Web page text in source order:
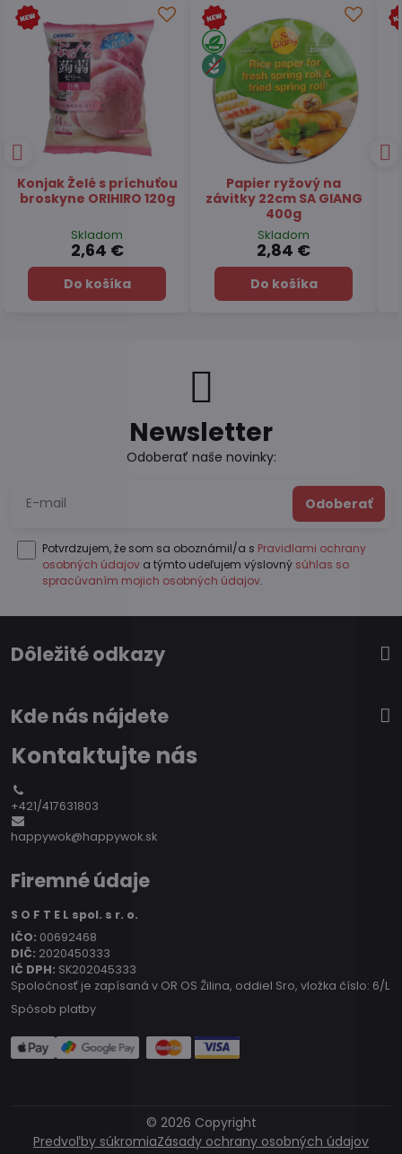
Čaj Matcha Yuzu
TSUBOICHI 5x10g
Skladom
7,45 €
Do košíka
Čaj zelený pražený
Hojicha latte TSUBOICHI
100g
Skladom
6,49 €
Do košíka
Newsletter
Odoberať naše novinky:
Odoberať
Potvrdzujem, že som sa oboznámil/a s Pravidlami ochrany
osobných údajov a týmto udeľujem výslovný súhlas so
spracúvaním mojich osobných údajov.
Dôležité odkazy
Kde nás nájdete
Kontaktujte nás
+421/417631803
happywok@happywok.sk
Firemné údaje
S O F T E L spol. s r. o.
IČO: 00692468
DIČ: 2020450333
IČ DPH: SK202045333
Spoločnosť je zapísaná v OR OS Žilina, oddiel Sro, vložka číslo: 6/L
Spôsob platby
© 2026 Copyright
Predvoľby súkromiaZásady ochrany osobných údajov